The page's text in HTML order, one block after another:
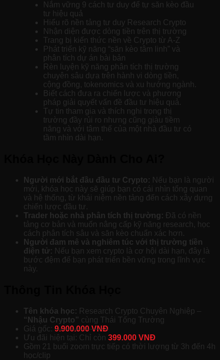
Nắm vững 9 cách tư duy để tự săn kèo đầu
tư hiệu quả
Hiểu rõ nền tảng tư duy Research Crypto
Nhận diện được dòng tiền trên thị trường
Trang bị kiến thức nền về Crypto từ A-Z
Phát triển kỹ năng “săn kèo tâm linh” và
phân tích dự án bài bản
Rèn luyện kỹ năng phân tích thị trường
chuyên sâu dựa trên hành vi dòng tiền,
cộng đồng, tokenomics và xu hướng ngành.
Biết cách đưa ra chiến lược và phương
pháp giải quyết vấn đề đầu tư hiệu quả.
Tự tin tham gia và thích nghi trong thị
trường đầy rủi ro nhưng cũng giàu tiềm
năng và với tâm thế của một nhà đầu tư có
tầm nhìn dài hạn.
Người mới bắt đầu đầu tư Crypto: Nếu bạn là người
mới, khóa học này sẽ giúp bạn có cái nhìn tổng quan
và hệ thống, từ khái niệm nền tảng đến cách xây dựng
chiến lược đầu tư.
Trader hoặc nhà phân tích thị trường: Đã có nền
tảng cơ bản và muốn nâng cấp kỹ năng research, học
cách phân tích sâu và săn kèo chuẩn xác hơn.
Người đam mê và nghiêm túc với thị trường tiền
điện tử: Nếu bạn xem crypto là cơ hội dài hạn, đây là
bước đệm để bạn phát triển bền vững trong lĩnh vực
này.
Tên khóa học: Research Crypto Chuyên Nghiệp –
“Nhậu Crypto” cùng Thái Tống Trường
Giá gốc: 9.900.000 VNĐ
Ưu đãi hiện tại: Chỉ còn 399.000 VNĐ
Gồm 21 buổi zoom trực tiếp có thời lượng từ 3h đến 4h
học/clip